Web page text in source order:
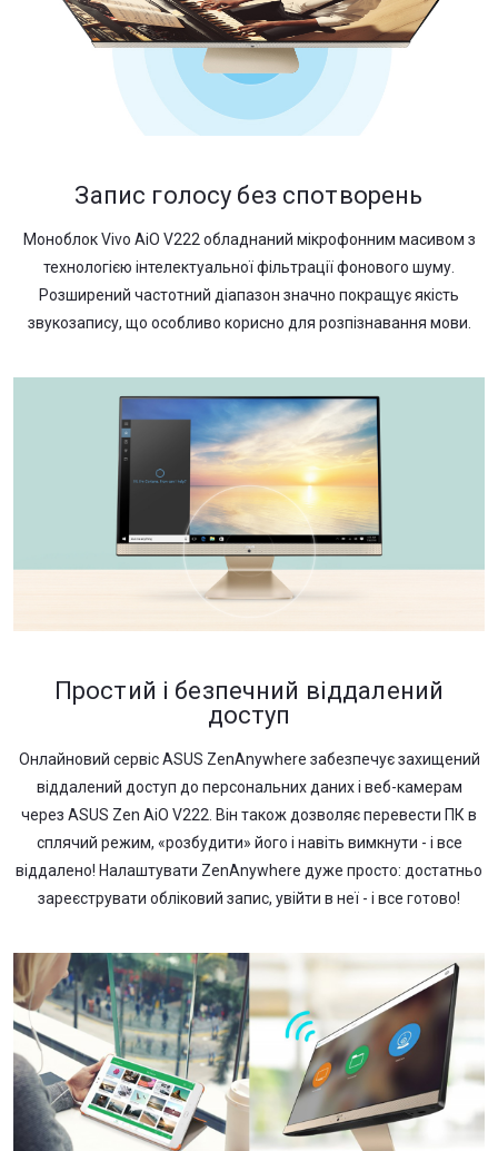
Запис голосу без спотворень
Моноблок Vivo AiO V222 обладнаний мікрофонним масивом з
технологією інтелектуальної фільтрації фонового шуму.
Розширений частотний діапазон значно покращує якість
звукозапису, що особливо корисно для розпізнавання мови.
Простий і безпечний віддалений
доступ
Онлайновий сервіс ASUS ZenAnywhere забезпечує захищений
віддалений доступ до персональних даних і веб-камерам
через ASUS Zen AiO V222. Він також дозволяє перевести ПК в
сплячий режим, «розбудити» його і навіть вимкнути - і все
віддалено! Налаштувати ZenAnywhere дуже просто: достатньо
зареєструвати обліковий запис, увійти в неї - і все готово!